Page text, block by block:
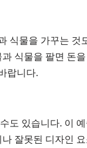
식물을 가꾸는 것
식물을 팔면 돈
랍니다.
도 있습니다. 이
잘못된 디자인